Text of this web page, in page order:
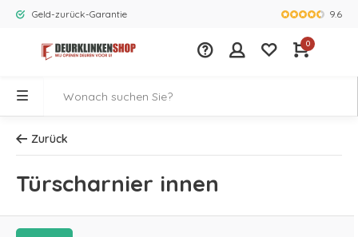
Geld-zurück-Garantie Größtes9.6
0
Zurück
Türscharnier innen